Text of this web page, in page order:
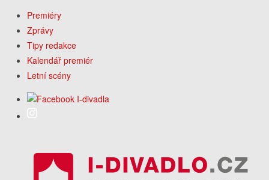
Premiéry
Zprávy
Tipy redakce
Kalendář premiér
Letní scény